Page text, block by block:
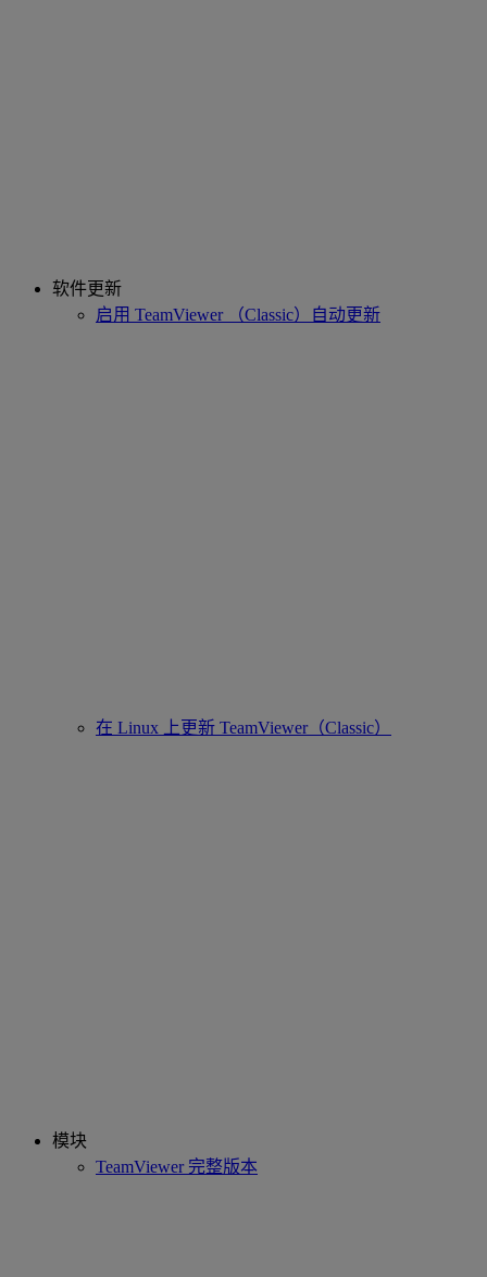
软件更新
启用 TeamViewer （Classic）自动更新
在 Linux 上更新 TeamViewer（Classic）
模块
TeamViewer 完整版本